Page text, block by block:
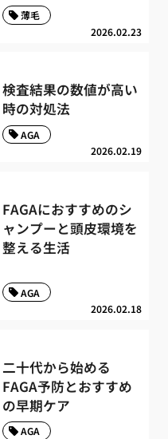
2026.02.23
薄毛
検査結果の数値が高い
時の対処法
2026.02.19
AGA
FAGAにおすすめのシ
ャンプーと頭皮環境を
整える生活
2026.02.18
AGA
二十代から始める
FAGA予防とおすすめ
の早期ケア
AGA